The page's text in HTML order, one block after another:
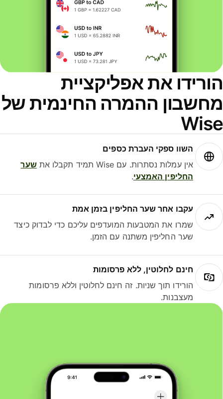
את אפליקציית
ההמרה החינמית של
השוו ספקי העברת כספים
אין עמלות נסתרות. עם Wise תמיד תקבלו את
שער
החליפין האמצעי.
עקבו אחר שער החליפין בזמן אמת
שמרו את המטבעות המועדפים עליכם כדי לבדוק כיצד
שער החליפין משתנה עם הזמן.
חינם לחלוטין, ללא פרסומות
הורידו תוך שניות. זה חינם לחלוטין וללא פרסומות
מעצבנות.